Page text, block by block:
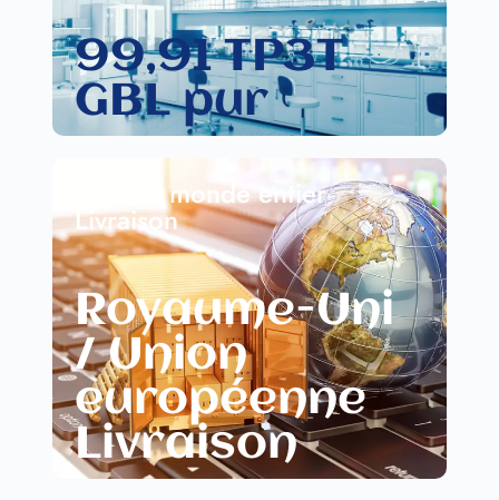
99,91 TP3T
GBL pur
Dans le monde entier
Livraison
Royaume-Uni
/ Union
européenne
Livraison